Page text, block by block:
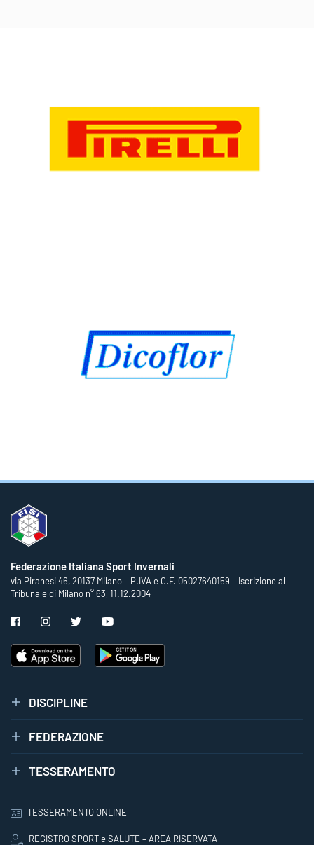
Federazione Italiana Sport Invernali
via Piranesi 46, 20137 Milano – P.IVA e C.F. 05027640159 – Iscrizione al
Tribunale di Milano n° 63, 11.12.2004
DISCIPLINE
FEDERAZIONE
TESSERAMENTO
TESSERAMENTO ONLINE
REGISTRO SPORT e SALUTE – AREA RISERVATA